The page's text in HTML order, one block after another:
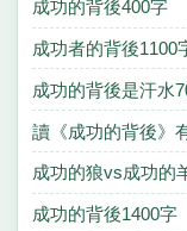
成功的背後400字
成功者的背後1100
成功的背後是汗水
讀《成功的背後》
成功的狼vs成功的
成功的背後1400字